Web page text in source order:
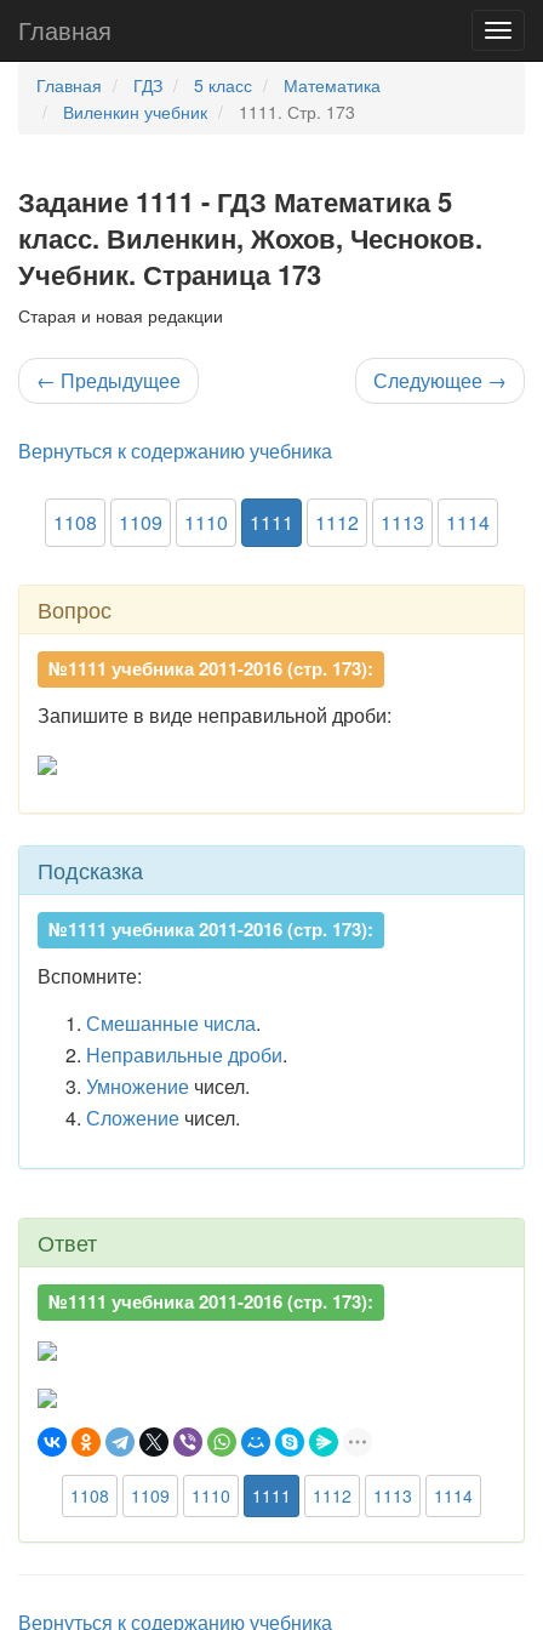
Главная
Главная ГДЗ 5 класс
Математика
Виленкин учебник
1111. Стр. 173
Задание 1111 - ГДЗ Математика 5
класс. Виленкин, Жохов, Чесноков.
Учебник. Страница 173
Старая и новая редакции
← Предыдущее Следующее →
Вернуться к содержанию учебника
1108 1109 1110 1111 1112 1113 1114
Вопрос
№1111 учебника 2011-2016 (стр. 173):
Запишите в виде неправильной дроби:
Подсказка
№1111 учебника 2011-2016 (стр. 173):
Вспомните:
Смешанные числа.
Неправильные дроби.
Умножение чисел.
Сложение чисел.
Ответ
№1111 учебника 2011-2016 (стр. 173):
1108 1109 1110 1111 1112 1113 1114
Вернуться к содержанию учебника